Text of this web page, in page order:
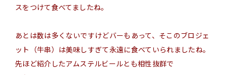
スをつけて食べてましたね。
あとは数は多くないですけどバーもあって、そこのブロジェ
ット（牛串）は美味しすぎて永遠に食べていられましたね。
先ほど紹介したアムステルビールとも相性抜群で